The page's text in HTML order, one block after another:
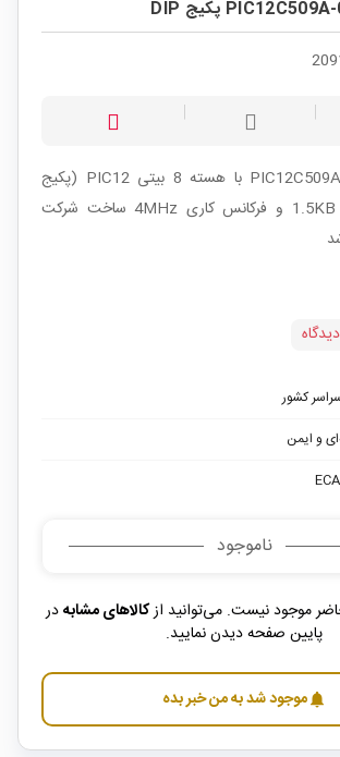
با هسته 8 بیتی PIC12 (پکیج
DIP ) با حافظه 1.5KB و فرکانس کاری 4MHz ساخت شرکت
کشور
و ایمن
ناموجود
موجود نیست. می‌توانید ازکالاهای مشابهدر
پایین صفحه دیدن نمایید.
notificationsموجود شد به من خبر بده